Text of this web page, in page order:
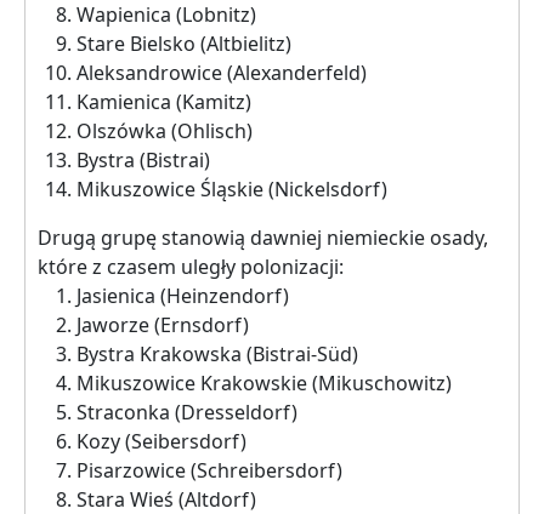
Wapienica (Lobnitz)
Stare Bielsko (Altbielitz)
Aleksandrowice (Alexanderfeld)
Kamienica (Kamitz)
Olszówka (Ohlisch)
Bystra (Bistrai)
Mikuszowice Śląskie (Nickelsdorf)
Drugą grupę stanowią dawniej niemieckie osady,
które z czasem uległy polonizacji:
Jasienica (Heinzendorf)
Jaworze (Ernsdorf)
Bystra Krakowska (Bistrai-Süd)
Mikuszowice Krakowskie (Mikuschowitz)
Straconka (Dresseldorf)
Kozy (Seibersdorf)
Pisarzowice (Schreibersdorf)
Stara Wieś (Altdorf)